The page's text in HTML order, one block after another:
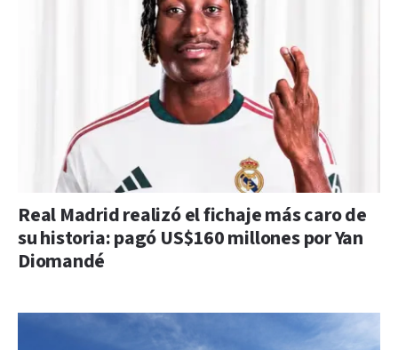
Real Madrid realizó el fichaje más caro de
su historia: pagó US$160 millones por Yan
Diomandé